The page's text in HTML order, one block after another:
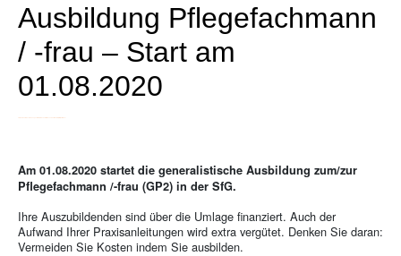
Ausbildung Pflegefachmann
/ -frau – Start am
01.08.2020
Am 01.08.2020 startet die generalistische Ausbildung zum/zur
Pflegefachmann /-frau (GP2) in der SfG.
Ihre Auszubildenden sind über die Umlage finanziert. Auch der
Aufwand Ihrer Praxisanleitungen wird extra vergütet. Denken Sie daran:
Vermeiden Sie Kosten indem Sie ausbilden.